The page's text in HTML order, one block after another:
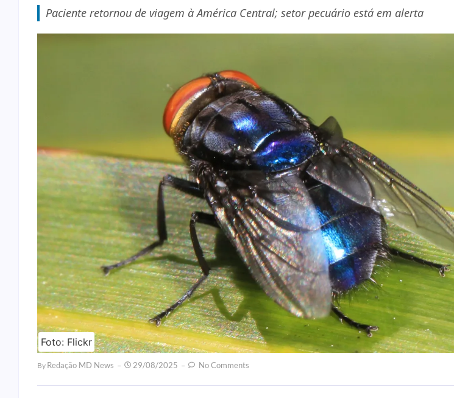
Paciente retornou de viagem à América Central; setor pecuário está em alerta
Foto: Flickr
By Redação MD News 29/08/2025 No Comments